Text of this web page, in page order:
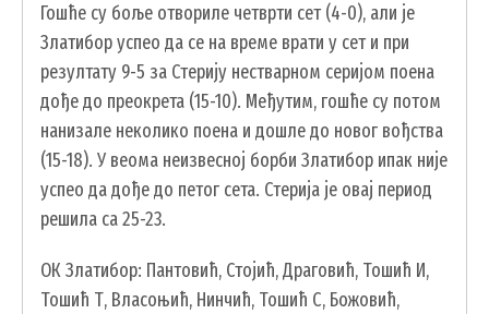
Гошће су боље отвориле четврти сет (4-0), али је
Златибор успео да се на време врати у сет и при
резултату 9-5 за Стерију нестварном серијом поена
дође до преокрета (15-10). Међутим, гошће су потом
нанизале неколико поена и дошле до новог вођства
(15-18). У веома неизвесној борби Златибор ипак није
успео да дође до петог сета. Стерија је овај период
решила са 25-23.
ОК Златибор: Пантовић, Стојић, Драговић, Тошић И,
Тошић Т, Власоњић, Нинчић, Тошић С, Божовић,